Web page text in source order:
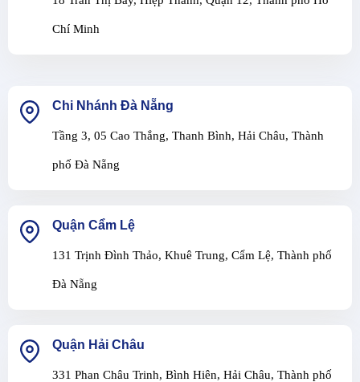
Chí Minh
Chi Nhánh Đà Nẵng
Tầng 3, 05 Cao Thắng, Thanh Bình, Hải Châu, Thành
phố Đà Nẵng
Quận Cẩm Lệ
131 Trịnh Đình Thảo, Khuê Trung, Cẩm Lệ, Thành phố
Đà Nẵng
Quận Hải Châu
331 Phan Châu Trinh, Bình Hiên, Hải Châu, Thành phố